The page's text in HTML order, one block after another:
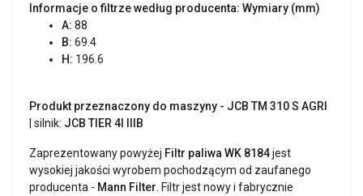
Informacje o filtrze według producenta: Wymiary (mm)
A: 88
B: 69.4
H: 196.6
Produkt przeznaczony do maszyny - JCB TM 310 S AGRI
| silnik: JCB TIER 4I IIIB
Zaprezentowany powyżej Filtr paliwa WK 8184jest
wysokiej jakości wyrobem pochodzącym od zaufanego
producenta - Mann Filter . Filtr jest nowy i fabrycznie